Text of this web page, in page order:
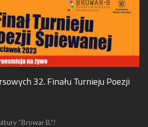
32. Finału Turnieju Poezji
“Browar B.”!